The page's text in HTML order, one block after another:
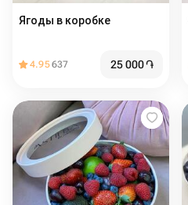
Ягоды в коробке
4.95637 25 000֏